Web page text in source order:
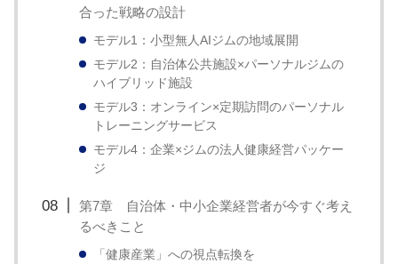
合った戦略の設計
モデル1：小型無人AIジムの地域展開
モデル2：自治体公共施設×パーソナルジムの
ハイブリッド施設
モデル3：オンライン×定期訪問のパーソナル
トレーニングサービス
モデル4：企業×ジムの法人健康経営パッケー
ジ
第7章 自治体・中小企業経営者が今すぐ考え
るべきこと
「健康産業」への視点転換を